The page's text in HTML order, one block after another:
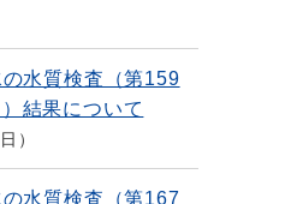
水質検査（第159
結果について
水質検査（第167